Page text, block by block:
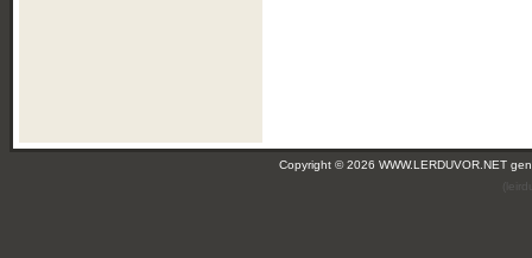
Copyright © 2026 WWW.LERDUVOR.NET